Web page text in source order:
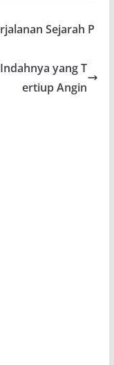
Sejarah P
yang T
ertiup Angin